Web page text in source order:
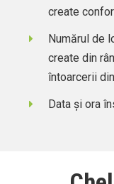
create
Numărul de
create din
întoarcerii
Data şi ora